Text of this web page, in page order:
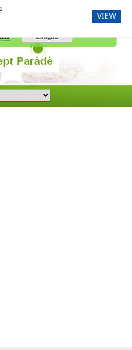
a sütik használatát el kell fogadni.
Elfogad
VIEW